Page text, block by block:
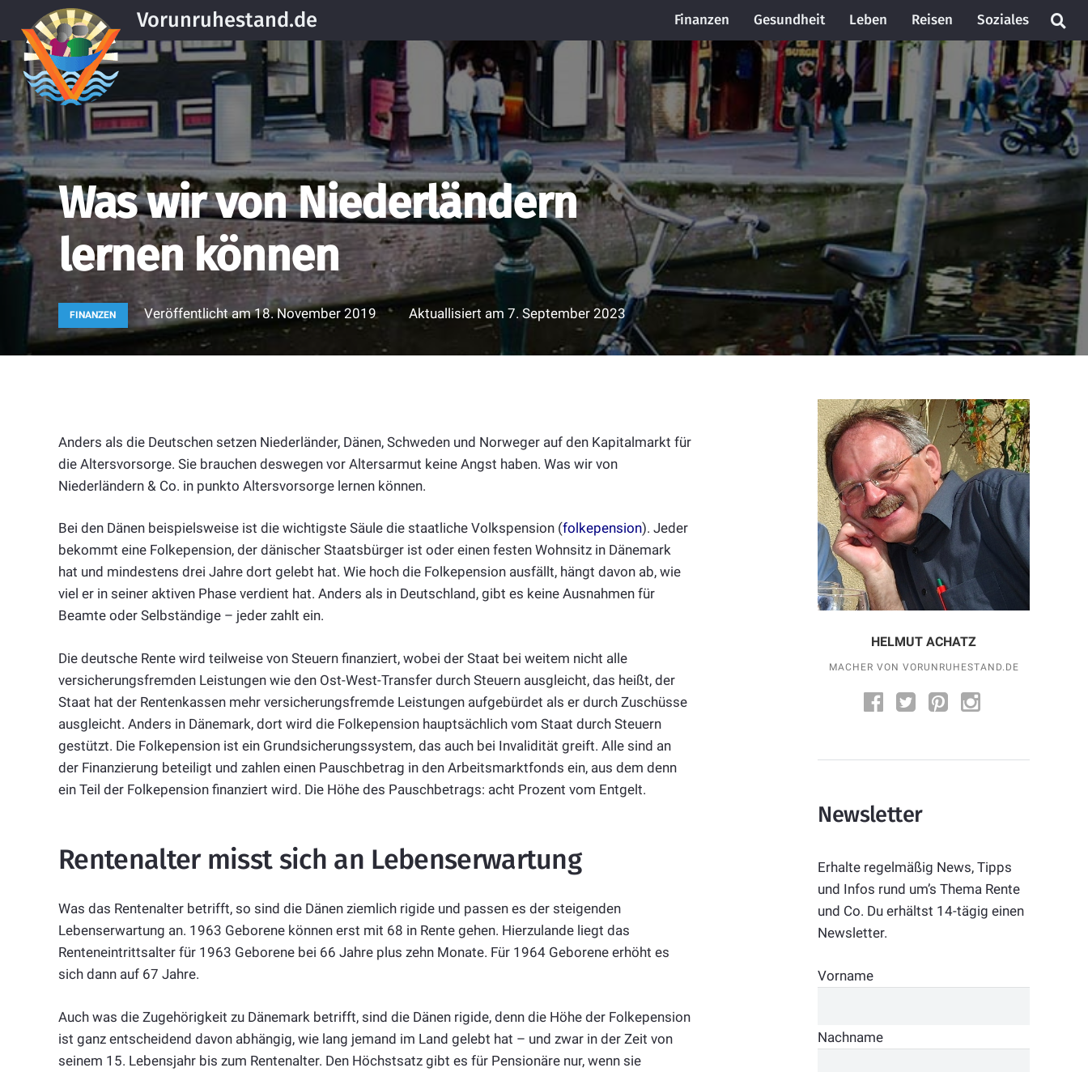
Vorunruhestand.de Finanzen Gesundheit Leben Reisen Soziales
Was wir von Niederländern
lernen können
FINANZEN Veröffentlicht am18. November 2019 Aktuallisiert am7. September 2023
Anders als die Deutschen setzen Niederländer, Dänen, Schweden und Norweger auf den Kapitalmarkt für
die Altersvorsorge. Sie brauchen deswegen vor Altersarmut keine Angst haben. Was wir von
Niederländern & Co. in punkto Altersvorsorge lernen können.
Bei den Dänen beispielsweise ist die wichtigste Säule die staatliche Volkspension (folkepension). Jeder
bekommt eine Folkepension, der dänischer Staatsbürger ist oder einen festen Wohnsitz in Dänemark
hat und mindestens drei Jahre dort gelebt hat. Wie hoch die Folkepension ausfällt, hängt davon ab, wie
viel er in seiner aktiven Phase verdient hat. Anders als in Deutschland, gibt es keine Ausnahmen für
Beamte oder Selbständige – jeder zahlt ein.
Die deutsche Rente wird teilweise von Steuern finanziert, wobei der Staat bei weitem nicht alle
versicherungsfremden Leistungen wie den Ost-West-Transfer durch Steuern ausgleicht, das heißt, der
Staat hat der Rentenkassen mehr versicherungsfremde Leistungen aufgebürdet als er durch Zuschüsse
ausgleicht. Anders in Dänemark, dort wird die Folkepension hauptsächlich vom Staat durch Steuern
gestützt. Die Folkepension ist ein Grundsicherungssystem, das auch bei Invalidität greift. Alle sind an
der Finanzierung beteiligt und zahlen einen Pauschbetrag in den Arbeitsmarktfonds ein, aus dem denn
ein Teil der Folkepension finanziert wird. Die Höhe des Pauschbetrags: acht Prozent vom Entgelt.
Rentenalter misst sich an Lebenserwartung
Was das Rentenalter betrifft, so sind die Dänen ziemlich rigide und passen es der steigenden
Lebenserwartung an. 1963 Geborene können erst mit 68 in Rente gehen. Hierzulande liegt das
Renteneintrittsalter für 1963 Geborene bei 66 Jahre plus zehn Monate. Für 1964 Geborene erhöht es
sich dann auf 67 Jahre.
Auch was die Zugehörigkeit zu Dänemark betrifft, sind die Dänen rigide, denn die Höhe der Folkepension
ist ganz entscheidend davon abhängig, wie lang jemand im Land gelebt hat – und zwar in der Zeit von
seinem 15. Lebensjahr bis zum Rentenalter. Den Höchstsatz gibt es für Pensionäre nur, wenn sie
HELMUT ACHATZ
MACHER VON VORUNRUHESTAND.DE
Newsletter
Erhalte regelmäßig News, Tipps
und Infos rund um’s Thema Rente
und Co. Du erhältst 14-tägig einen
Newsletter.
Vorname
Nachname